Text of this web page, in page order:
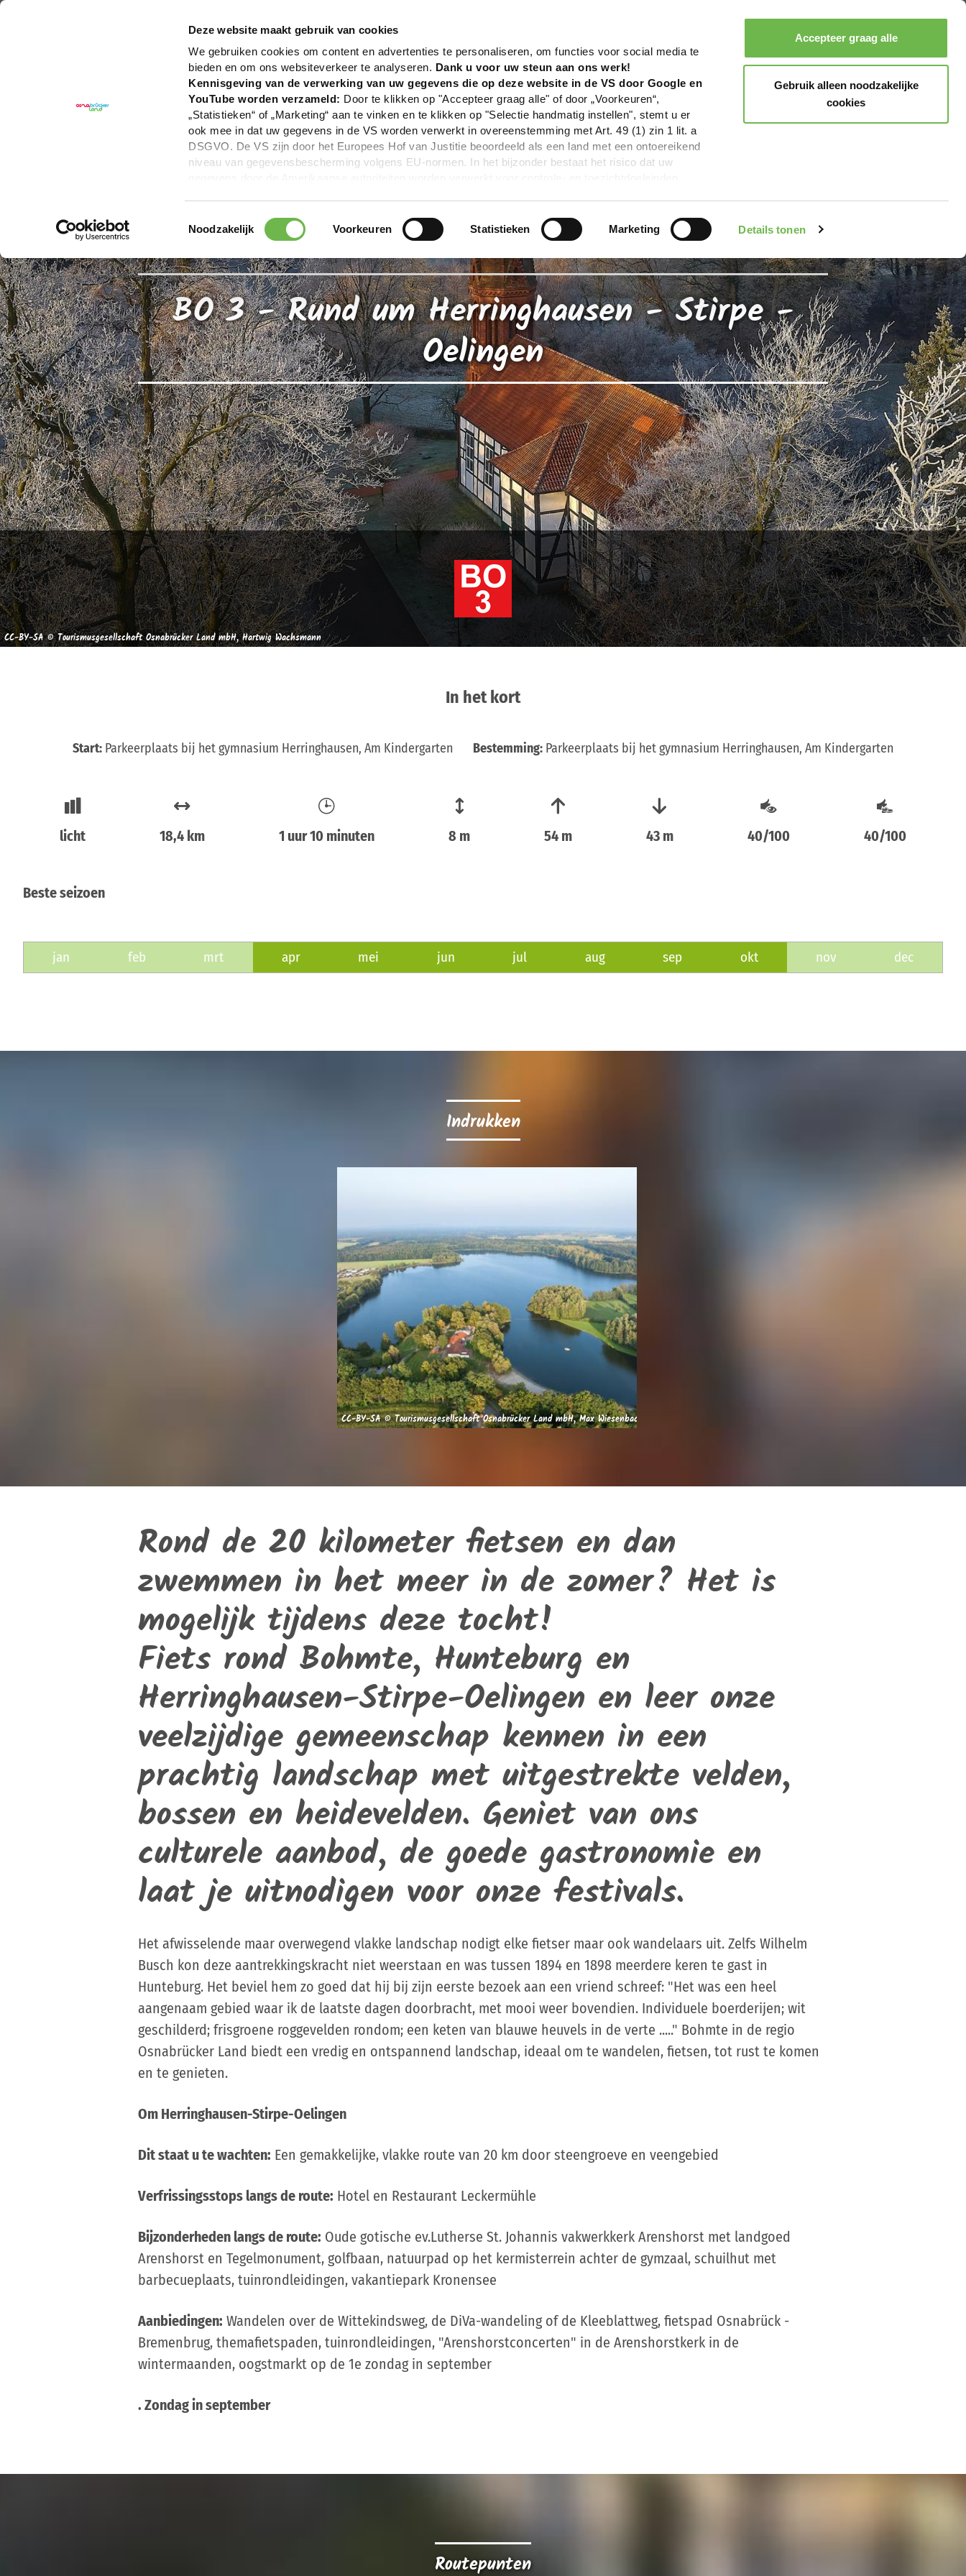
Deze website maakt gebruik van cookies
We gebruiken cookies om content en advertenties te personaliseren, om functies voor social media te
bieden en om ons websiteverkeer te analyseren. Dank u voor uw steun aan ons werk!
Kennisgeving van de verwerking van uw gegevens die op deze website in de VS door Google en
YouTube worden verzameld: Door te klikken op "Accepteer graag alle" of door „Voorkeuren“,
„Statistieken“ of „Marketing“ aan te vinken en te klikken op "Selectie handmatig instellen", stemt u er
ook mee in dat uw gegevens in de VS worden verwerkt in overeenstemming met Art. 49 (1) zin 1 lit. a
DSGVO. De VS zijn door het Europees Hof van Justitie beoordeeld als een land met een ontoereikend
niveau van gegevensbescherming volgens EU-normen. In het bijzonder bestaat het risico dat uw
overdracht niet plaatsvinden. Voor meer informatie, zie onze privacyverklaring.
We geven u hier graag meer gedetailleerde informatie:
|Impressum
Toestemmingsselectie
Noodzakelijk Voorkeuren Statistieken Marketing Details tonen
Accepteer graag alle
Gebruik alleen noodzakelijke
cookies
Boeken Menu
BO 3 - Rund um Herringhausen - Stirpe -
Oelingen
CC-BY-SA © Tourismusgesellschaft Osnabrücker Land mbH, Hartwig Wachsmann
In het kort
Start: Parkeerplaats bij het gymnasium Herringhausen, Am Kindergarten Bestemming: Parkeerplaats bij het gymnasium Herringhausen, Am Kindergarten
licht 18,4 km 1 uur 10 minuten 8 m 54 m 43 m 40/100 40/100
Beste seizoen
jan feb mrt apr mei jun jul aug sep okt nov dec
Indrukken
CC-BY-SA © Tourismusgesellschaft Osnabrücker Land mbH, Max Wiesenbach
Rond de 20 kilometer fietsen en dan
zwemmen in het meer in de zomer? Het is
mogelijk tijdens deze tocht!
Fiets rond Bohmte, Hunteburg en
Herringhausen-Stirpe-Oelingen en leer onze
veelzijdige gemeenschap kennen in een
prachtig landschap met uitgestrekte velden,
bossen en heidevelden. Geniet van ons
culturele aanbod, de goede gastronomie en
laat je uitnodigen voor onze festivals.
Het afwisselende maar overwegend vlakke landschap nodigt elke fietser maar ook wandelaars uit. Zelfs Wilhelm
Busch kon deze aantrekkingskracht niet weerstaan en was tussen 1894 en 1898 meerdere keren te gast in
Hunteburg. Het beviel hem zo goed dat hij bij zijn eerste bezoek aan een vriend schreef: "Het was een heel
aangenaam gebied waar ik de laatste dagen doorbracht, met mooi weer bovendien. Individuele boerderijen; wit
geschilderd; frisgroene roggevelden rondom; een keten van blauwe heuvels in de verte ....." Bohmte in de regio
Osnabrücker Land biedt een vredig en ontspannend landschap, ideaal om te wandelen, fietsen, tot rust te komen
en te genieten.
Om Herringhausen-Stirpe-Oelingen
Dit staat u te wachten: Een gemakkelijke, vlakke route van 20 km door steengroeve en veengebied
Verfrissingsstops langs de route: Hotel en Restaurant Leckermühle
Bijzonderheden langs de route: Oude gotische ev.Lutherse St. Johannis vakwerkkerk Arenshorst met landgoed
Arenshorst en Tegelmonument, golfbaan, natuurpad op het kermisterrein achter de gymzaal, schuilhut met
barbecueplaats, tuinrondleidingen, vakantiepark Kronensee
Aanbiedingen: Wandelen over de Wittekindsweg, de DiVa-wandeling of de Kleeblattweg, fietspad Osnabrück -
Bremenbrug, themafietspaden, tuinrondleidingen, "Arenshorstconcerten" in de Arenshorstkerk in de
wintermaanden, oogstmarkt op de 1e zondag in september
. Zondag in september
Routepunten